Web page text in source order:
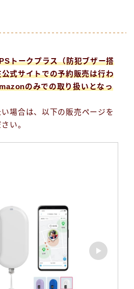
Me
トークプラス（防犯ブザー搭
公式サイトでの予約販売は行わ
のみでの取り扱いとなっ
場合は、以下の販売ページを
い。